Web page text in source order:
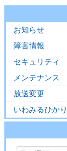
お知らせ
障害情報
セキュリティ
メンテナンス
放送変更
いわみるひかり